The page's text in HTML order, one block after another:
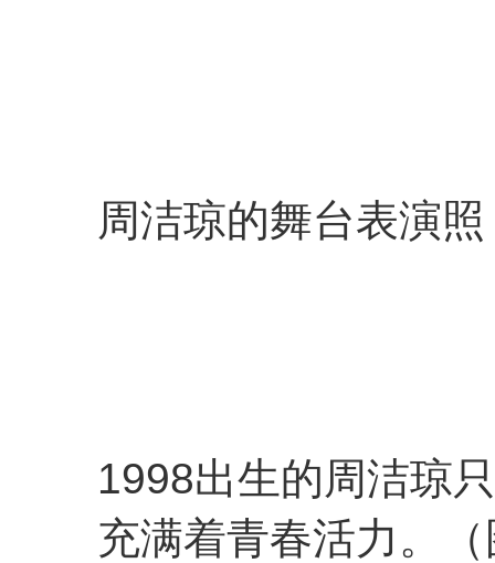
周洁琼的舞台表演
1998出生的周洁琼
充满着青春活力。